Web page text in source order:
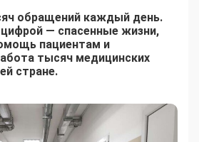
обращений каждый день.
— спасенные жизни,
пациентам и
тысяч медицинских
стране.